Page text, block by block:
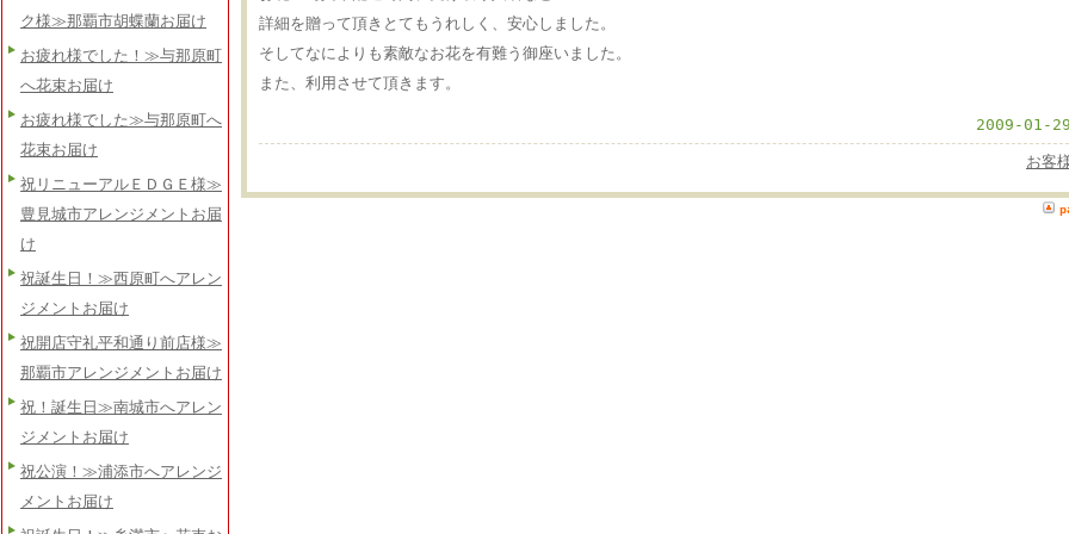
ク様≫那覇市胡蝶蘭お届け
お疲れ様でした！≫与那原町
へ花束お届け
お疲れ様でした≫与那原町へ
花束お届け
祝リニューアルＥＤＧＥ様≫
豊見城市アレンジメントお届
け
祝誕生日！≫西原町へアレン
ジメントお届け
祝開店守礼平和通り前店様≫
那覇市アレンジメントお届け
祝！誕生日≫南城市へアレン
ジメントお届け
祝公演！≫浦添市へアレンジ
メントお届け
詳細を贈って頂きとてもうれしく、安心しました。
そしてなによりも素敵なお花を有難う御座いました。
また、利用させて頂きます。
2009-01-
お客